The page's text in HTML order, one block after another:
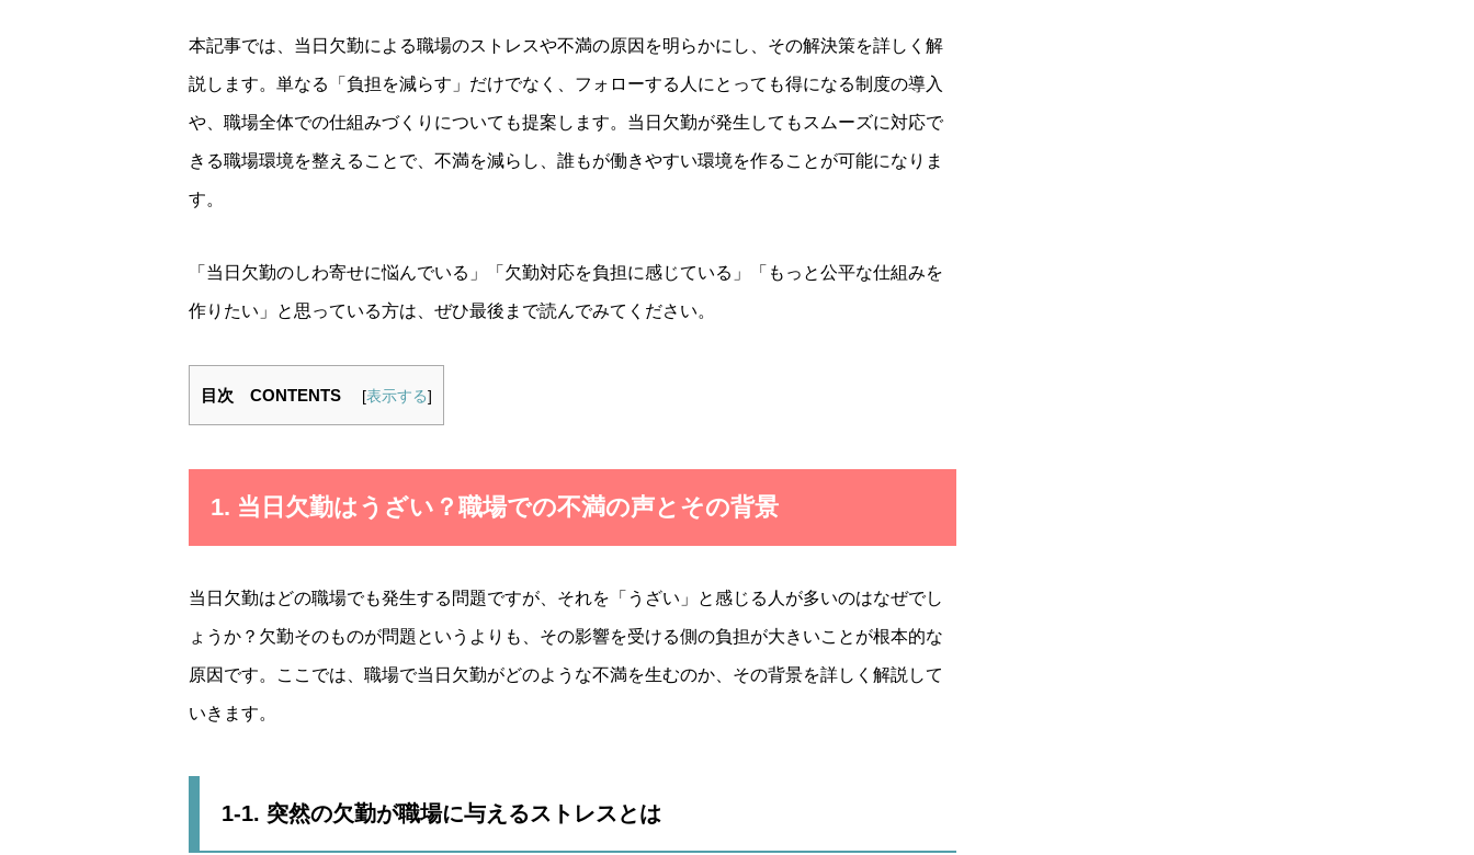
本記事では、当日欠勤による職場のストレスや不満の原因を明らかにし、その解決策を詳しく解
説します。単なる「負担を減らす」だけでなく、フォローする人にとっても得になる制度の導入
や、職場全体での仕組みづくりについても提案します。当日欠勤が発生してもスムーズに対応で
きる職場環境を整えることで、不満を減らし、誰もが働きやすい環境を作ることが可能になりま
す。
「当日欠勤のしわ寄せに悩んでいる」「欠勤対応を負担に感じている」「もっと公平な仕組みを
作りたい」と思っている方は、ぜひ最後まで読んでみてください。
目次 CONTENTS [表示する]
1. 当日欠勤はうざい？職場での不満の声とその背景
当日欠勤はどの職場でも発生する問題ですが、それを「うざい」と感じる人が多いのはなぜでし
ょうか？欠勤そのものが問題というよりも、その影響を受ける側の負担が大きいことが根本的な
原因です。ここでは、職場で当日欠勤がどのような不満を生むのか、その背景を詳しく解説して
いきます。
1-1. 突然の欠勤が職場に与えるストレスとは